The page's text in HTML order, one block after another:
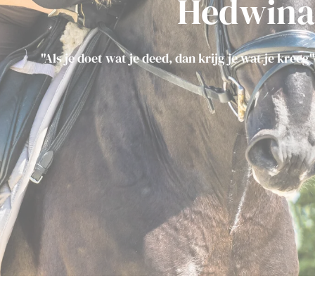
Hedwina
"Als je doet wat je deed, dan krijg je wat je kreeg"